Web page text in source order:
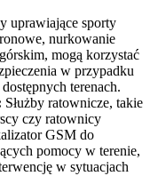
uprawiające sporty
nurkowanie
mogą korzystać
w przypadku
terenach.
Służby ratownicze, takie
czy ratownicy
GSM do
pomocy w terenie,
w sytuacjach